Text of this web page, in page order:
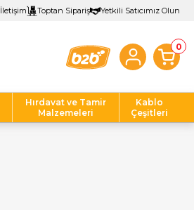
İletişim Toptan Sipariş Yetkili Satıcımız Olun
0
Hırdavat ve Tamir
Malzemeleri
Kablo
Çeşitleri